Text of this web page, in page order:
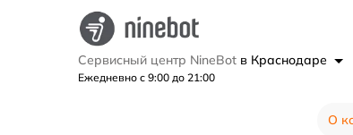
Сервисный центр NineBot в Краснодаре
Ежедневно с 9:00 до 21:00
О